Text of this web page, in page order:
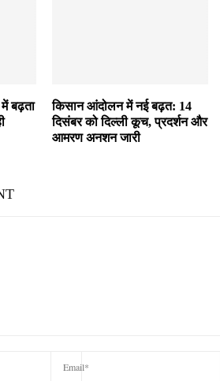
बढ़ता
किसान आंदोलन में नई बढ़त: 14
दिसंबर को दिल्ली कूच, प्रदर्शन और
आमरण अनशन जारी